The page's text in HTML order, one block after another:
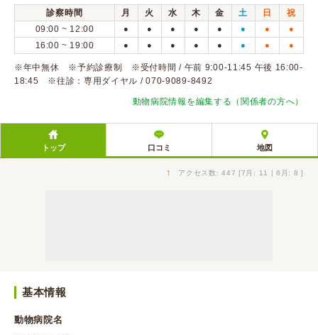
Calooペットとは？
口コミ投稿
診察時間 月 火 水 木 金 土 日
祝
09:00 ~ 12:00
● ● ● ● ● ● ● ●
16:00 ~ 19:00 ● ● ● ● ● ● ● ●
※年中無休 ※予約診療制 ※受付時間 / 午前 9:00-11:45 午後 16:00-
18:45 ※往診：専用ダイヤル / 070-9089-8492
動物病院情報を編集する（関係者の方へ）
トップ 口コミ 地図
↑ アクセス数: 447 [7月: 11 | 6月: 8 ]
基本情報
動物病院名